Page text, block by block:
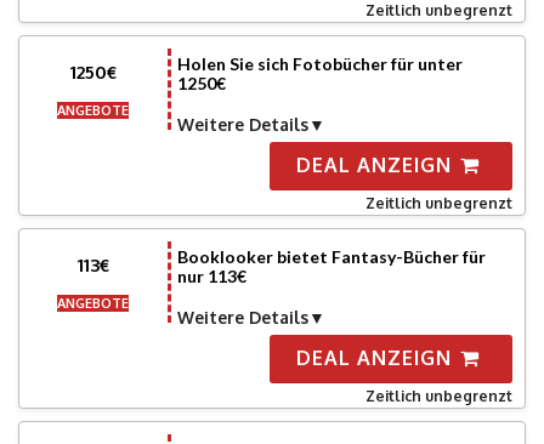
Zeitlich unbegrenzt
1250€
ANGEBOTE
Holen Sie sich Fotobücher für unter
1250€
Weitere Details
DEAL ANZEIGN
Zeitlich unbegrenzt
113€
ANGEBOTE
Booklooker bietet Fantasy-Bücher für
nur 113€
Weitere Details
DEAL ANZEIGN
Zeitlich unbegrenzt